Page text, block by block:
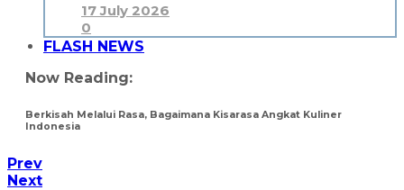
17 July 2026
0
FLASH NEWS
Now Reading:
Berkisah Melalui Rasa, Bagaimana Kisarasa Angkat Kuliner
Indonesia
Prev
Next